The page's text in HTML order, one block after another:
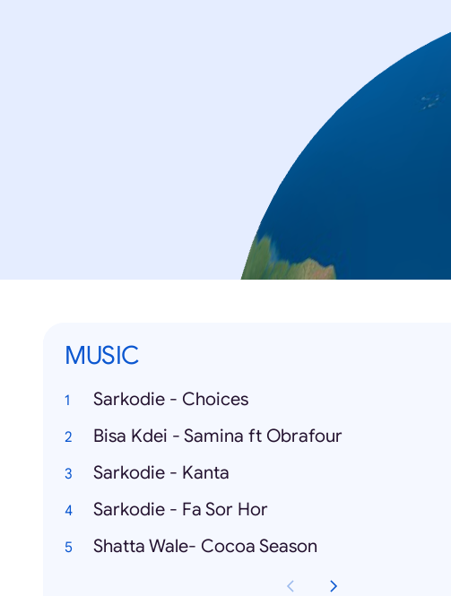
MUSIC
Sarkodie - Choices
Bisa Kdei - Samina ft Obrafour
Sarkodie - Kanta
Sarkodie - Fa Sor Hor
Shatta Wale- Cocoa Season